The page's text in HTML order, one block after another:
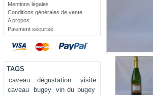
Mentions légales
Conditions générales de vente
A propos
Paiement sécurisé
TAGS
caveau dégustation
visite
caveau
bugey vin du bugey